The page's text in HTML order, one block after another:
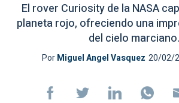
El rover Curiosity de la NASA
planeta rojo, ofreciendo una
del cielo marciano.
PorMiguel Angel Vasquez 20/02/